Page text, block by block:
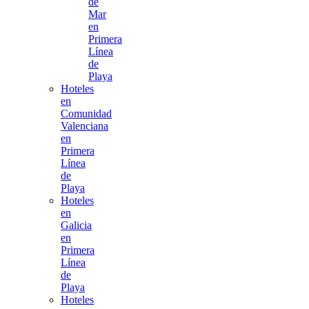
Mar
en
Primera
Línea
de
Playa
Hoteles
en
Comunidad
Valenciana
en
Primera
Línea
de
Playa
Hoteles
en
Galicia
en
Primera
Línea
de
Playa
Hoteles